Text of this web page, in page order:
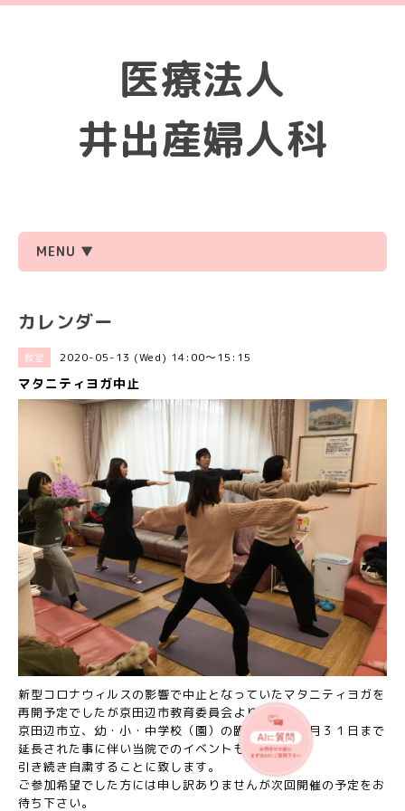
医療法人
井出産婦人科
MENU ▼
カレンダー
教室 2020-05-13 (Wed) 14:00～15:15
マタニティヨガ中止
新型コロナウィルスの影響で中止となっていたマタニティヨガを
再開予定でしたが京田辺市教育委員会より
京田辺市立、幼・小・中学校（園）の臨時休業が５月３１日まで
延長された事に伴い当院でのイベントも
引き続き自粛することに致します。
ご参加希望でした方には申し訳ありませんが次回開催の予定をお
待ち下さい。